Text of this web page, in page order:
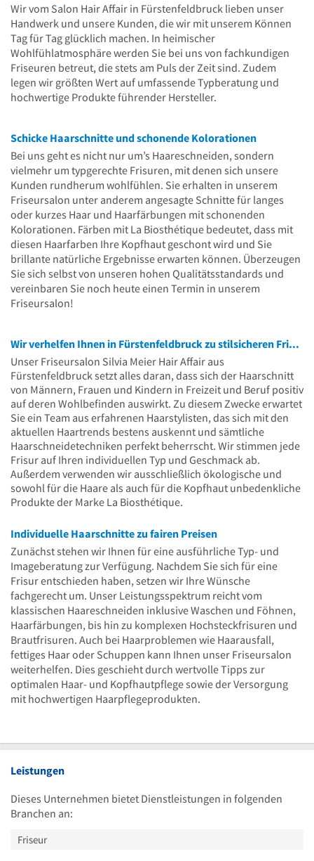
Wir vom Salon Hair Affair in Fürstenfeldbruck lieben unser
Handwerk und unsere Kunden, die wir mit unserem Können
Tag für Tag glücklich machen. In heimischer
Wohlfühlatmosphäre werden Sie bei uns von fachkundigen
Friseuren betreut, die stets am Puls der Zeit sind. Zudem
legen wir größten Wert auf umfassende Typberatung und
hochwertige Produkte führender Hersteller.
Schicke Haarschnitte und schonende Kolorationen
Bei uns geht es nicht nur um’s Haareschneiden, sondern
vielmehr um typgerechte Frisuren, mit denen sich unsere
Kunden rundherum wohlfühlen. Sie erhalten in unserem
Friseursalon unter anderem angesagte Schnitte für langes
oder kurzes Haar und Haarfärbungen mit schonenden
Kolorationen. Färben mit La Biosthétique bedeutet, dass mit
diesen Haarfarben Ihre Kopfhaut geschont wird und Sie
brillante natürliche Ergebnisse erwarten können. Überzeugen
Sie sich selbst von unseren hohen Qualitätsstandards und
vereinbaren Sie noch heute einen Termin in unserem
Friseursalon!
Wir verhelfen Ihnen in Fürstenfeldbruck zu stilsicheren Frisuren
Unser Friseursalon Silvia Meier Hair Affair aus
Fürstenfeldbruck setzt alles daran, dass sich der Haarschnitt
von Männern, Frauen und Kindern in Freizeit und Beruf positiv
auf deren Wohlbefinden auswirkt. Zu diesem Zwecke erwartet
Sie ein Team aus erfahrenen Haarstylisten, das sich mit den
aktuellen Haartrends bestens auskennt und sämtliche
Haarschneidetechniken perfekt beherrscht. Wir stimmen jede
Frisur auf Ihren individuellen Typ und Geschmack ab.
Außerdem verwenden wir ausschließlich ökologische und
sowohl für die Haare als auch für die Kopfhaut unbedenkliche
Produkte der Marke La Biosthétique.
Individuelle Haarschnitte zu fairen Preisen
Zunächst stehen wir Ihnen für eine ausführliche Typ- und
Imageberatung zur Verfügung. Nachdem Sie sich für eine
Frisur entschieden haben, setzen wir Ihre Wünsche
fachgerecht um. Unser Leistungsspektrum reicht vom
klassischen Haareschneiden inklusive Waschen und Föhnen,
Haarfärbungen, bis hin zu komplexen Hochsteckfrisuren und
Brautfrisuren. Auch bei Haarproblemen wie Haarausfall,
fettiges Haar oder Schuppen kann Ihnen unser Friseursalon
weiterhelfen. Dies geschieht durch wertvolle Tipps zur
optimalen Haar- und Kopfhautpflege sowie der Versorgung
mit hochwertigen Haarpflegeprodukten.
Leistungen
Dieses Unternehmen bietet Dienstleistungen in folgenden
Branchen an:
Friseur